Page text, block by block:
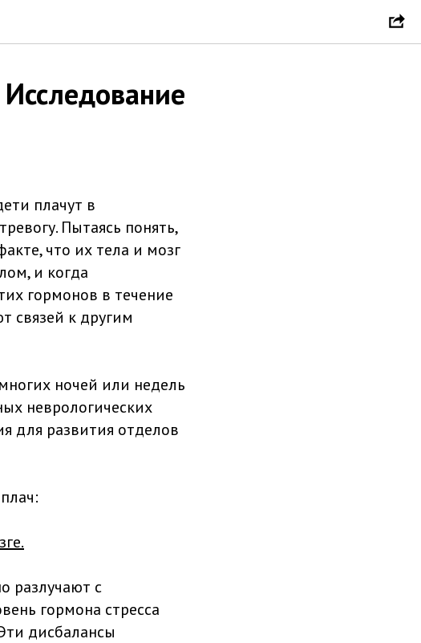
плачут в
Пытаясь понять,
что их тела и мозг
и когда
гормонов в течение
связей к другим
ночей или недель
неврологических
для развития отделов
разлучают с
гормона стресса
дисбалансы